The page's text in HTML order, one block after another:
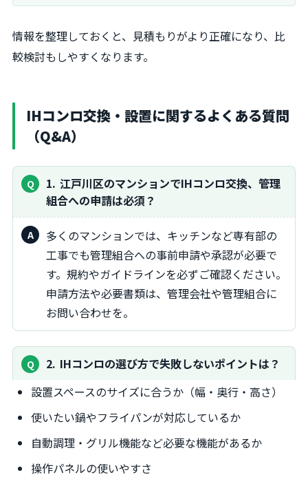
情報を整理しておくと、見積もりがより正確になり、比
較検討もしやすくなります。
IHコンロ交換・設置に関するよくある質問
（Q&A）
1 江戸川区のマンションでIHコンロ交換、管理
組合への申請は必須？
多くのマンションでは、キッチンなど専有部の
工事でも管理組合への事前申請や承認が必要で
す。規約やガイドラインを必ずご確認ください。
申請方法や必要書類は、管理会社や管理組合に
お問い合わせを。
2 IHコンロの選び方で失敗しないポイントは？
設置スペースのサイズに合うか（幅・奥行・高さ）
使いたい鍋やフライパンが対応しているか
自動調理・グリル機能など必要な機能があるか
操作パネルの使いやすさ